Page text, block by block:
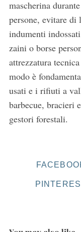
mascherina
persone, evitare
indumenti
zaini o borse
attrezzatura
modo è
usati e i rifiuti a
barbecue, bracieri
gestori forestali.